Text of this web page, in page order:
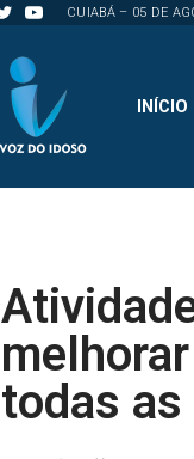
CUIABÁ – 05 DE
INÍCIO
todas as